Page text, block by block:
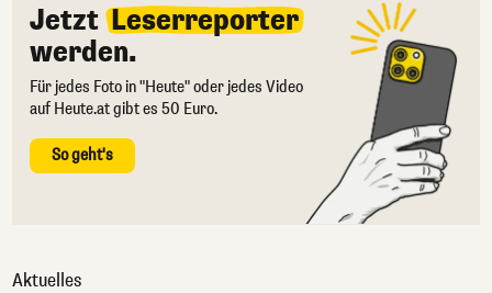
Jetzt Leserreporter
werden.
Für jedes Foto in "Heute" oder jedes Video
auf Heute.at gibt es 50 Euro.
So geht's
Aktuelles